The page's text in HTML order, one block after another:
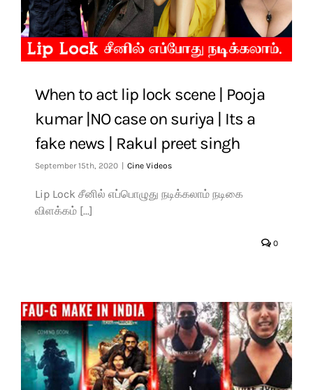
When to act lip lock scene | Pooja
kumar |NO case on suriya | Its a
fake news | Rakul preet singh
September 15th, 2020 Cine Videos
Lip Lock சீனில் எப்பொழுது நடிக்கலாம் நடிகை
விளக்கம் [...]
0